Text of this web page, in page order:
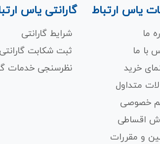
یاس ارتباط
ما
با ما
خرید
متداول
خصوصی
اقساطی
و مقررات
گارانتی یاس
شرایط گارانتی
ثبت شکابت‌ گارانتی
نظرسنجی خدمات